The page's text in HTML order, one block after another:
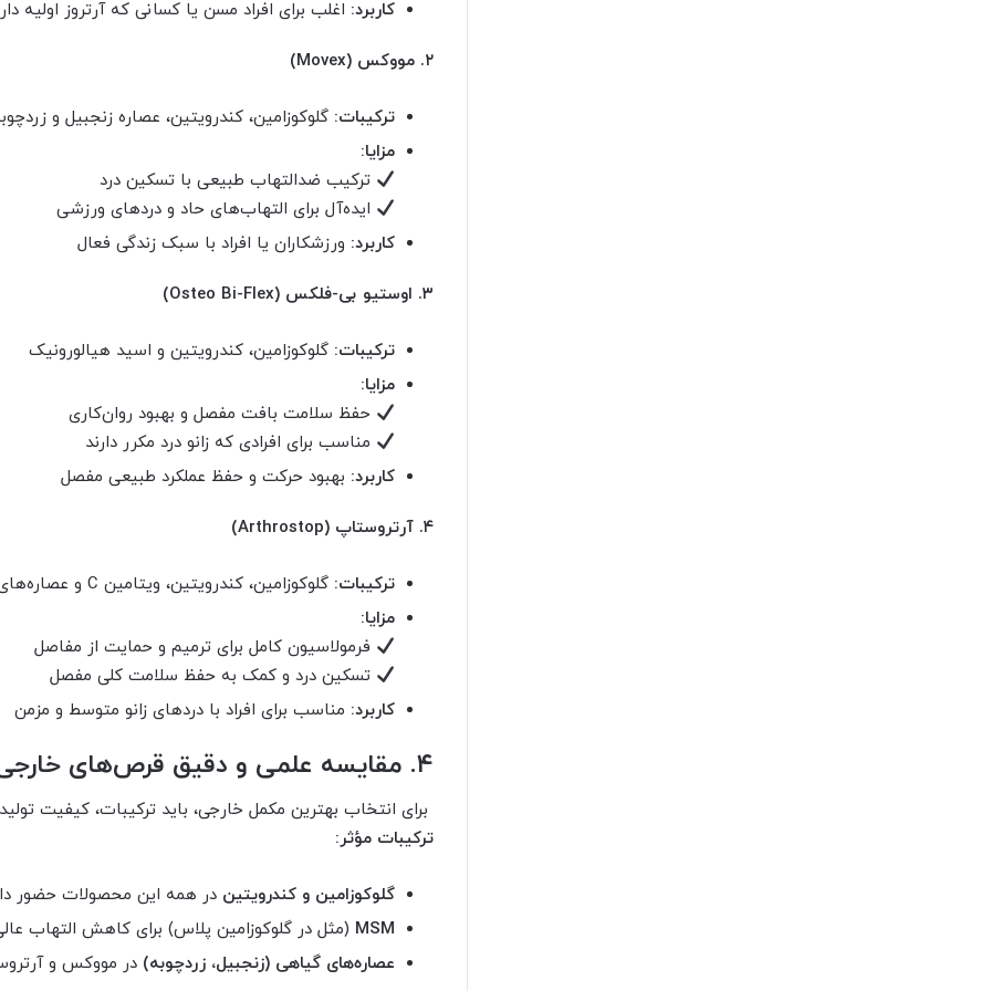
کاربرد: اغلب برای افراد مسن یا کسانی که آرتروز اولیه
۲. مووکس (Movex)
ترکیبات: گلوکوزامین، کندرویتین، عصاره زنجبیل و
مزایا:
ترکیب ضدالتهاب طبیعی با تسکین درد
ایده‌آل برای التهاب‌های حاد و دردهای ورزشی
کاربرد: ورزشکاران یا افراد با سبک زندگی فعال
۳. اوستیو بی-فلکس (Osteo Bi-Flex)
ترکیبات: گلوکوزامین، کندرویتین و اسید هیالورونیک
مزایا:
حفظ سلامت بافت مفصل و بهبود روان‌کاری
مناسب برای افرادی که زانو درد مکرر دارند
کاربرد: بهبود حرکت و حفظ عملکرد طبیعی مفصل
۴. آرتروستاپ (Arthrostop)
ترکیبات: گلوکوزامین، کندرویتین، ویتامین C و عصاره‌های گیاهی
مزایا:
فرمولاسیون کامل برای ترمیم و حمایت از مفاصل
تسکین درد و کمک به حفظ سلامت کلی مفصل
کاربرد: مناسب برای افراد با دردهای زانو متوسط و مزمن
۴. مقایسه علمی و دقیق قرص‌های خارجی
برای انتخاب بهترین مکمل خارجی، باید ترکیبات، کیفیت
ترکیبات مؤثر:
گلوکوزامین و کندرویتین در همه این محصولات حضور
MSM (مثل در گلوکوزامین پلاس) برای کاهش التهاب
عصاره‌های گیاهی (زنجبیل، زردچوبه) در مووکس و